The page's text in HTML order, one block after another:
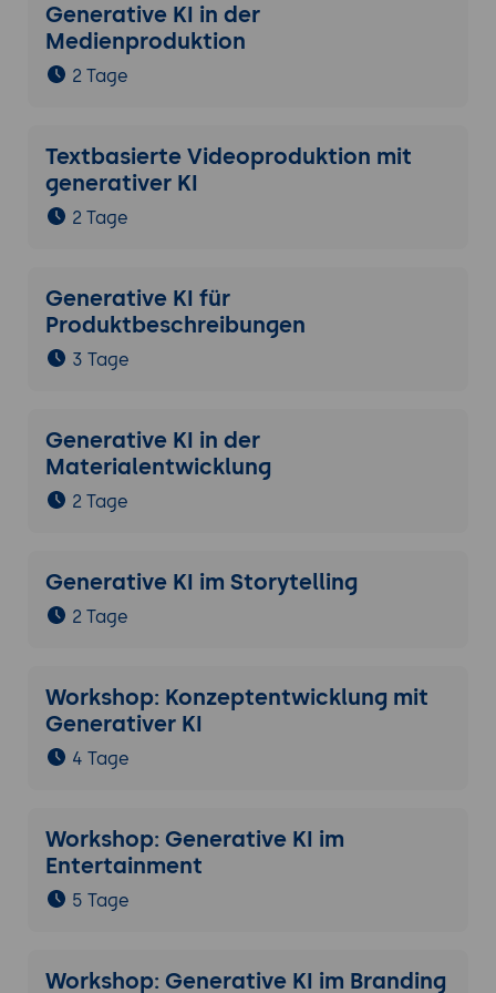
Generative KI in der
Medienproduktion
2 Tage
Textbasierte Videoproduktion mit
generativer KI
2 Tage
Generative KI für
Produktbeschreibungen
3 Tage
Generative KI in der
Materialentwicklung
2 Tage
Generative KI im Storytelling
2 Tage
Workshop: Konzeptentwicklung mit
Generativer KI
4 Tage
Workshop: Generative KI im
Entertainment
5 Tage
Workshop: Generative KI im Branding